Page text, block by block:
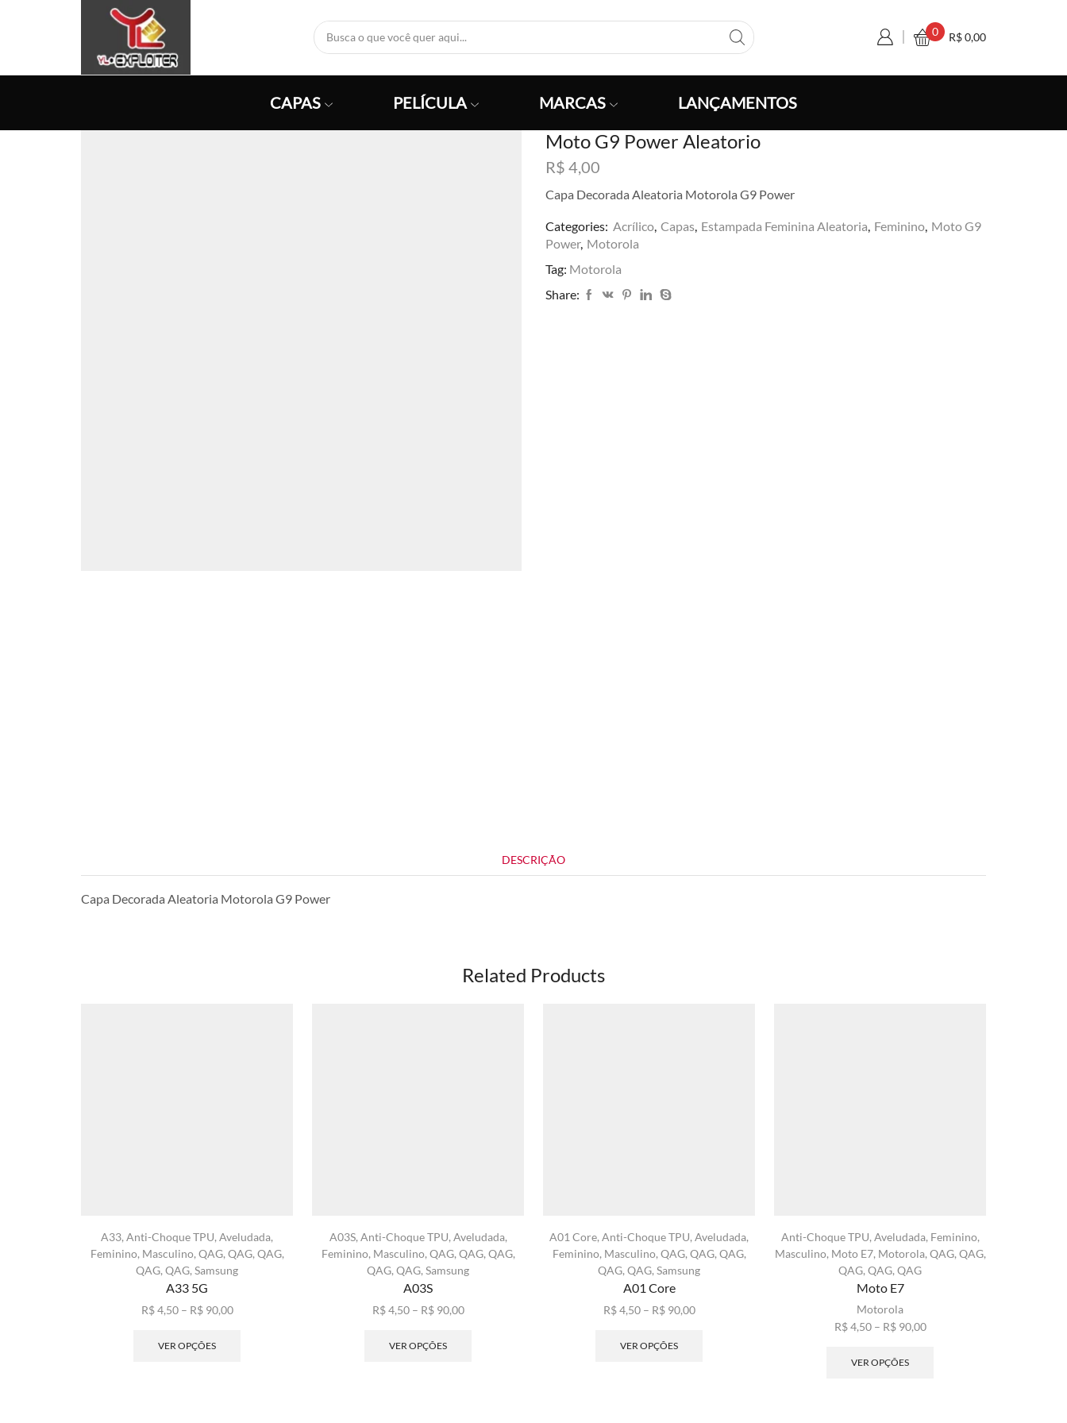
0 R$0,00
CAPAS PELÍCULA MARCAS LANÇAMENTOS
Moto G9 Power Aleatorio
R$ 4,00
Capa Decorada Aleatoria Motorola G9 Power
Categories: Acrílico Capas Estampada Feminina Aleatoria Feminino Moto G9
Power, Motorola
Tag: Motorola
Share:
DESCRIÇÃO
Capa Decorada Aleatoria Motorola G9 Power
Related Products
A33, Anti-Choque TPU, Aveludada,
Feminino, Masculino, QAG, QAG, QAG,
QAG, QAG, Samsung
A33 5G
R$4,50 – R$90,00Faixa
VER OPÇÕES
A03S, Anti-Choque TPU, Aveludada,
Feminino, Masculino, QAG, QAG, QAG,
QAG, QAG, Samsung
A03S
R$4,50 – R$90,00Faixa
VER OPÇÕES
A01 Core, Anti-Choque TPU, Aveludada,
Feminino, Masculino, QAG, QAG, QAG,
QAG, QAG, Samsung
A01 Core
R$4,50 – R$90,00Faixa
VER OPÇÕES
Anti-Choque TPU, Aveludada, Feminino,
Masculino, Moto E7, Motorola, QAG, QAG,
QAG, QAG, QAG
Moto E7
Motorola
R$4,50 – R$90,00Faixa
VER OPÇÕES